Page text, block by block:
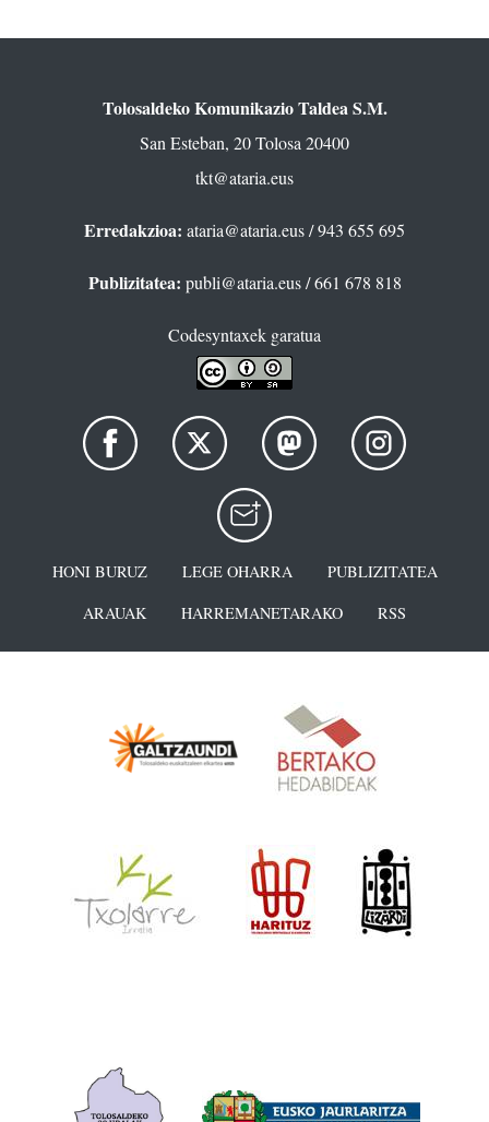
Tolosaldeko Komunikazio Taldea S.M.
San Esteban, 20 Tolosa 20400
tkt@ataria.eus
Erredakzioa: ataria@ataria.eus/ 943 655 695
Publizitatea: publi@ataria.eus/ 661 678 818
Codesyntaxek garatua
HONI BURUZ LEGE OHARRA
PUBLIZITATEA
ARAUAK
HARREMANETARAKO RSS